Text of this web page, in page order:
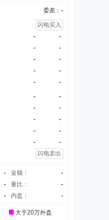
委差： -
闪电买入
-
-
-
-
-
-
-
-
- -
-
-
-
-
-
-
-
-
-
-
闪电卖出
- 金额：
-
- 量比：
-
- 内盘： -
大于20万外盘